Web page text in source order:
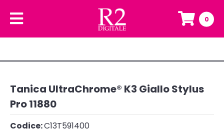
0
Tanica UltraChrome® K3 Giallo Stylus
Pro 11880
Codice:C13T591400